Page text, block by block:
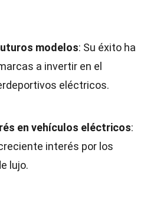
modelos: Su éxito ha
a invertir en el
eléctricos.
en vehículos eléctricos:
interés por los
lujo.